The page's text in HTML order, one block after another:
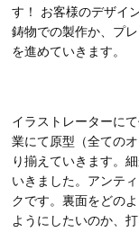
す！ お客様のデザイ
鋳物での製作か、プ
を進めていきます。
イラストレーターに
業にて原型（全ての
り揃えていきます。
いきました。アンテ
クです。裏面をどの
ようにしたいのか、